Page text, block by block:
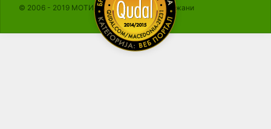
© 2006 - 2019 МОТИКА, Сите права се задржани